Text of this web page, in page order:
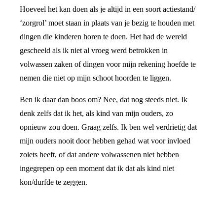
Hoeveel het kan doen als je altijd in een soort actiestand/
‘zorgrol’ moet staan in plaats van je bezig te houden met
dingen die kinderen horen te doen. Het had de wereld
gescheeld als ik niet al vroeg werd betrokken in
volwassen zaken of dingen voor mijn rekening hoefde te
nemen die niet op mijn schoot hoorden te liggen.
Ben ik daar dan boos om? Nee, dat nog steeds niet. Ik
denk zelfs dat ik het, als kind van mijn ouders, zo
opnieuw zou doen. Graag zelfs. Ik ben wel verdrietig dat
mijn ouders nooit door hebben gehad wat voor invloed
zoiets heeft, of dat andere volwassenen niet hebben
ingegrepen op een moment dat ik dat als kind niet
kon/durfde te zeggen.